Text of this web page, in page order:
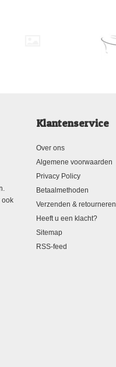
ook
Klantenservice
Over ons
Algemene voorwaarden
Privacy Policy
Betaalmethoden
Verzenden & retourneren
Heeft u een klacht?
Sitemap
RSS-feed